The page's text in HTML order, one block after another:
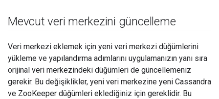
Mevcut veri merkezini güncelleme
Veri merkezi eklemek için yeni veri merkezi düğümlerini
yükleme ve yapılandırma adımlarını uygulamanızın yanı sıra
orijinal veri merkezindeki düğümleri de güncellemeniz
gerekir. Bu değişiklikler, yeni veri merkezine yeni Cassandra
ve ZooKeeper düğümleri eklediğiniz için gereklidir. Bu